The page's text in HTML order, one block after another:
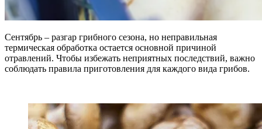
Сентябрь – разгар грибного сезона, но неправильная
термическая обработка остается основной причиной
отравлений. Чтобы избежать неприятных последствий, важно
соблюдать правила приготовления для каждого вида грибов.